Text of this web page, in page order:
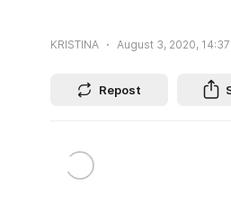
KRISTINA August 3, 2020, 14:37
Repost